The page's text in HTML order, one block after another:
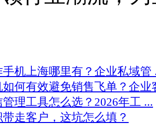
机上海哪里有？企业私域管
何有效避免销售飞单？企业
理工具怎么选？2026年工 ...
走客户，这坑怎么填？